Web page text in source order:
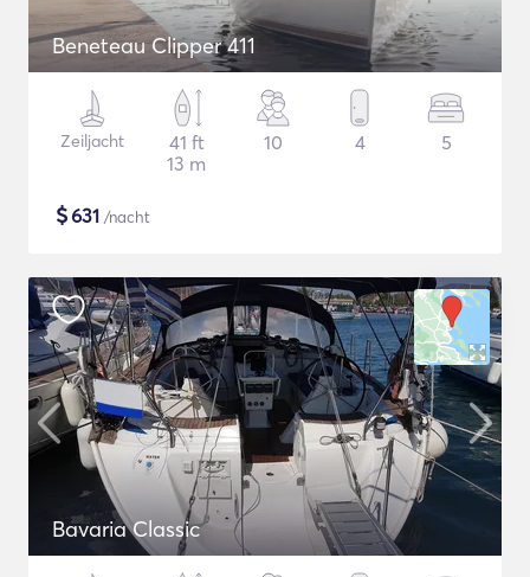
Beneteau Clipper 411
Zeiljacht
41 ft
13 m
10 4 5
$631 /nacht
Bavaria Classic